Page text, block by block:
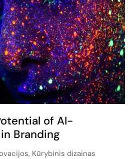
of AI-
Branding
, Kūrybinis dizainas